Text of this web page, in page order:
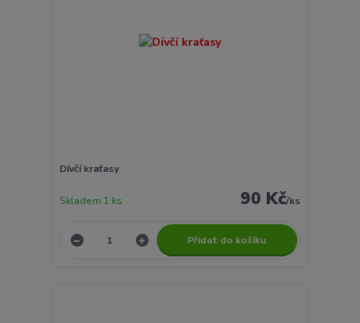
Dívčí kraťasy
90 Kč/ks
Skladem 1 ks
Přidat do košíku